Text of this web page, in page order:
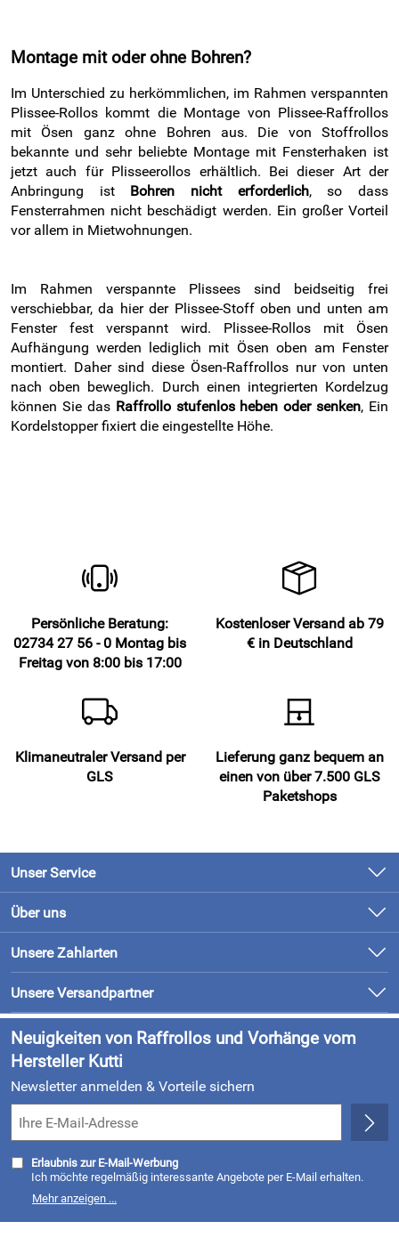
Montage mit oder ohne Bohren?
Im Unterschied zu herkömmlichen, im Rahmen verspannten
Plissee-Rollos kommt die Montage von Plissee-Raffrollos
mit Ösen ganz ohne Bohren aus. Die von Stoffrollos
bekannte und sehr beliebte Montage mit Fensterhaken ist
jetzt auch für Plisseerollos erhältlich. Bei dieser Art der
Anbringung ist Bohren nicht erforderlich, so dass
Fensterrahmen nicht beschädigt werden. Ein großer Vorteil
vor allem in Mietwohnungen.
Im Rahmen verspannte Plissees sind beidseitig frei
verschiebbar, da hier der Plissee-Stoff oben und unten am
Fenster fest verspannt wird. Plissee-Rollos mit Ösen
Aufhängung werden lediglich mit Ösen oben am Fenster
montiert. Daher sind diese Ösen-Raffrollos nur von unten
nach oben beweglich. Durch einen integrierten Kordelzug
können Sie das Raffrollo stufenlos heben oder senken, Ein
Kordelstopper fixiert die eingestellte Höhe.
Persönliche Beratung:
02734 27 56 - 0 Montag bis
Freitag von 8:00 bis 17:00
Kostenloser Versand ab 79
€ in Deutschland
Klimaneutraler Versand per
GLS
Lieferung ganz bequem an
einen von über 7.500 GLS
Paketshops
Unser Service
Kontakt
Newsletter
Retourenabwicklung
Lieferung & Bezahlung
Kundenlogin
Über uns
Unsere Bestseller
Marken
Neu
Unsere Zahlarten
Unsere Versandpartner
Neuigkeiten von Raffrollos und Vorhänge vom
Hersteller Kutti
Newsletter anmelden & Vorteile sichern
Erlaubnis zur E-Mail-Werbung
Ich möchte regelmäßig interessante Angebote per E-Mail erhalten.
Meine E-Mail-Adresse wird nicht an andere Unternehmen
weitergegeben. Zu statistischen Zwecken wird in anonymer Form
Mehr anzeigen ...